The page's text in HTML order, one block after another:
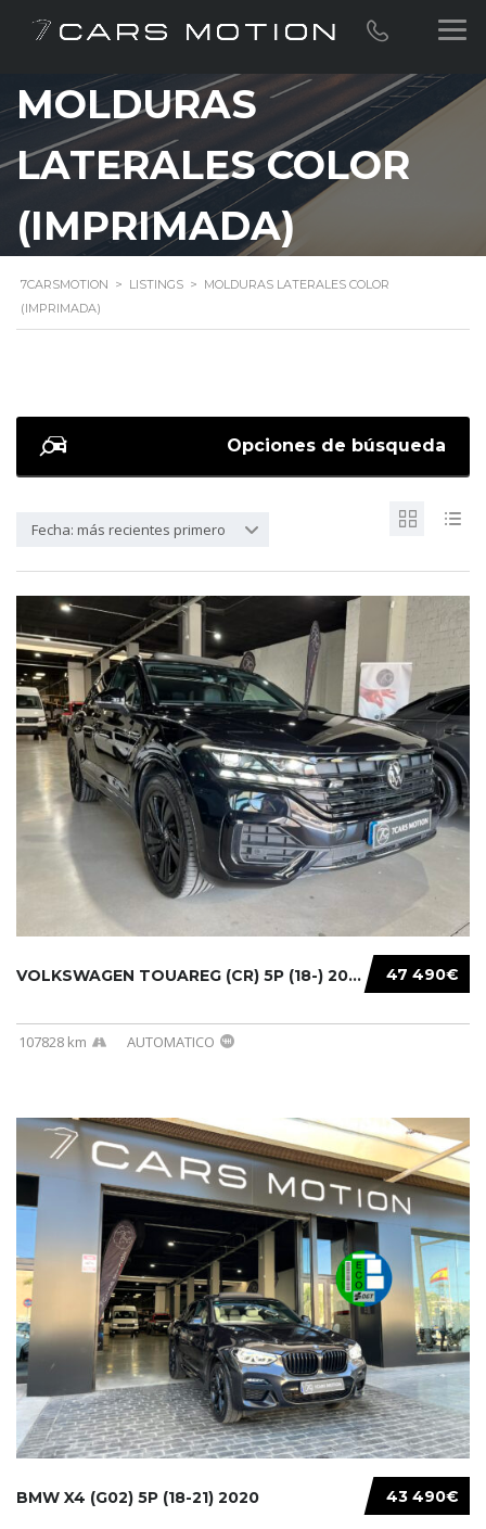
MOLDURAS
LATERALES COLOR
(IMPRIMADA)
7CARSMOTION > LISTINGS > MOLDURAS LATERALES COLOR
(IMPRIMADA)
Opciones de búsqueda
Fecha: más recientes primero
47 490€
VOLKSWAGEN TOUAREG (CR) 5P (18-) 2021...
107828 km AUTOMATICO
43 490€
BMW X4 (G02) 5P (18-21) 2020